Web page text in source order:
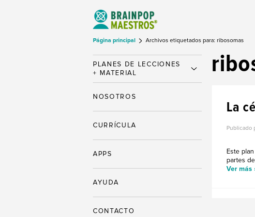
Página principal Archivos etiquetados para: ribosomas
La
Publicado
Este
partes
Ver más
PLANES DE LECCIONES
+ MATERIAL
NOSOTROS
CURRÍCULA
APPS
AYUDA
CONTACTO